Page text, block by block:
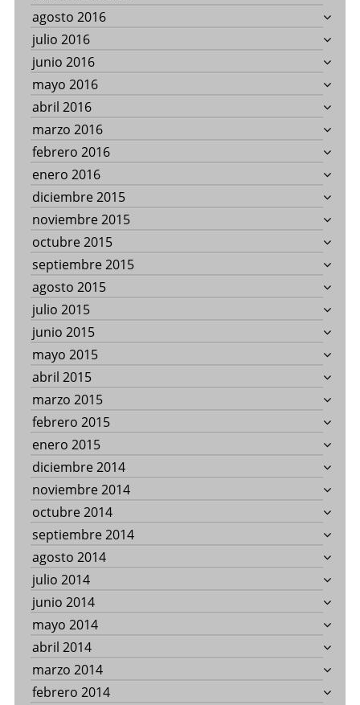
agosto 2016
julio 2016
junio 2016
mayo 2016
abril 2016
marzo 2016
febrero 2016
enero 2016
diciembre 2015
noviembre 2015
octubre 2015
septiembre 2015
agosto 2015
julio 2015
junio 2015
mayo 2015
abril 2015
marzo 2015
febrero 2015
enero 2015
diciembre 2014
noviembre 2014
octubre 2014
septiembre 2014
agosto 2014
julio 2014
junio 2014
mayo 2014
abril 2014
marzo 2014
febrero 2014